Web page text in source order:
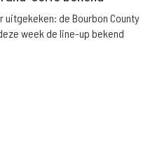
de Bourbon County
week de line-up bekend